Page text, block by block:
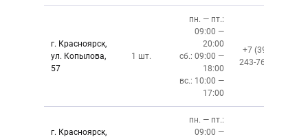
г. Красноярск,
ул. Копылова,
57
1 шт.
пн. — пт.:
09:00 —
20:00
сб.: 09:00 —
18:00
вс.: 10:00 —
17:00
+7 (391)
243-76-13
г. Красноярск,
пн. — пт.:
09:00 —